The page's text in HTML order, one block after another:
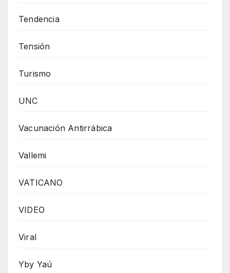
Tendencia
Tensión
Turismo
UNC
Vacunación Antirrábica
Vallemi
VATICANO
VIDEO
Viral
Yby Yaú